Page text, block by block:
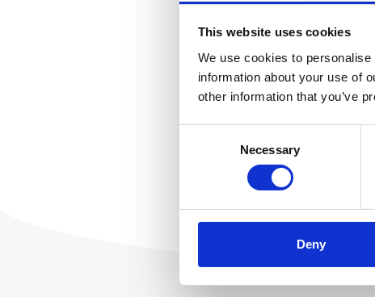
This website uses cookies
We use cookies to
information about your use of
other information that you’ve
Necessary
Deny